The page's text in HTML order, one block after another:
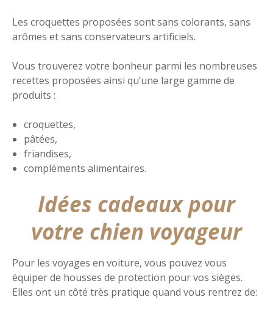
Les croquettes proposées sont sans colorants, sans
arômes et sans conservateurs artificiels.
Vous trouverez votre bonheur parmi les nombreuses
recettes proposées ainsi qu’une large gamme de
produits :
croquettes,
pâtées,
friandises,
compléments alimentaires.
Idées cadeaux pour
votre chien voyageur
Pour les voyages en voiture, vous pouvez vous
équiper de housses de protection pour vos sièges.
Elles ont un côté très pratique quand vous rentrez de: